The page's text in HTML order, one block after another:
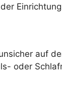
auf
oder